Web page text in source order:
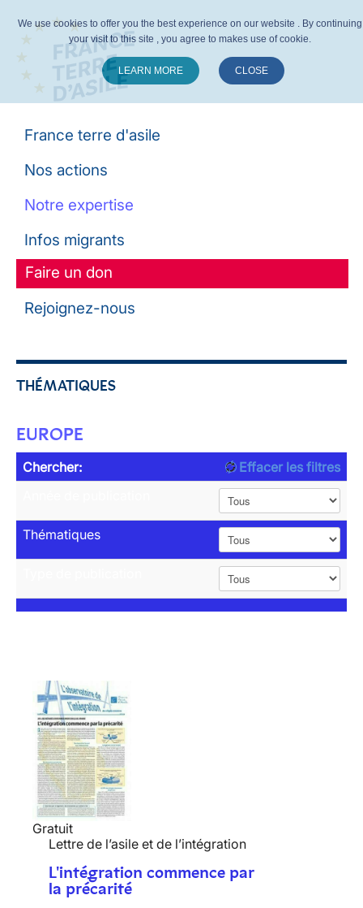
France terre d'asile
Nos actions
Notre expertise
Infos migrants
Faire un don
Rejoignez-nous
THÉMATIQUES
EUROPE
Chercher:
Effacer les filtres
Thématiques
Gratuit
Lettre de l’asile et de l’intégration
L'intégration commence par
la précarité
We use cookies to offer you the best experience on our website . By continuing
your visit to this site , you agree to makes use of cookie.
LEARN MORE CLOSE